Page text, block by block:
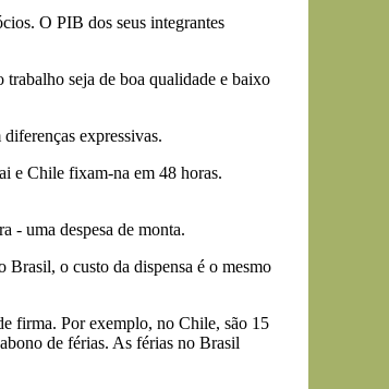
O PIB dos seus integrantes
seja de boa qualidade e baixo
expressivas.
e Chile fixam-na em 48 horas.
- uma despesa de monta.
o custo da dispensa é o mesmo
firma. Por exemplo, no Chile, são 15
de férias. As férias no Brasil